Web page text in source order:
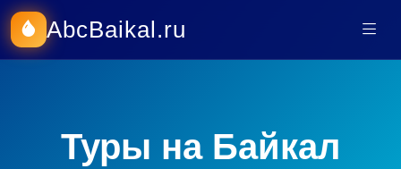
AbcBaikal.ru
Туры на Байкал